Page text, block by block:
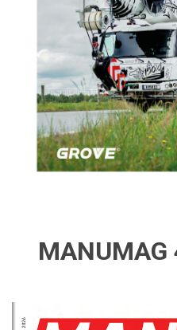
MANUMAG